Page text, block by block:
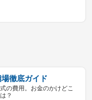
徹底ガイド
の費用。お金のかけどこ
？